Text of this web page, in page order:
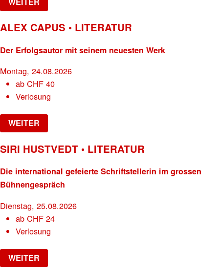
ALEX CAPUS • LITERATUR
Der Erfolgsautor mit seinem neuesten Werk
Montag, 24.08.2026
abCHF 40
Verlosung
WEITER
SIRI HUSTVEDT • LITERATUR
Die international gefeierte Schriftstellerin im grossen
Bühnengespräch
Dienstag, 25.08.2026
abCHF 24
Verlosung
WEITER